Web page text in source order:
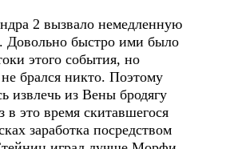
2 вызвало немедленную
Довольно быстро ими было
этого события, но
брался никто. Поэтому
извлечь из Вены бродягу
в это время скитавшегося
заработка посредством